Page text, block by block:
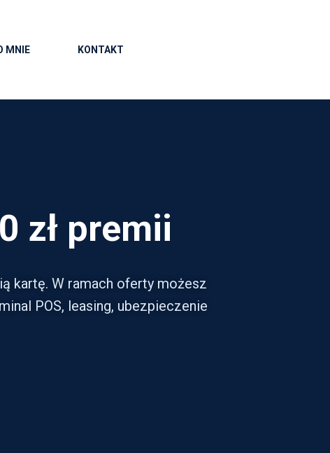
MNIE KONTAKT
zł premii
kartę. W ramach oferty możesz
POS, leasing, ubezpieczenie